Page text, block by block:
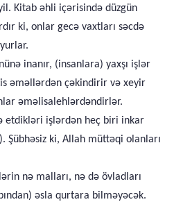
Kitab əhli içərisində düzgün
ki, onlar gecə vaxtları səcdə
inanır, (insanlara) yaxşı işlər
əməllərdən çəkindirir və xeyir
əməlisalehlərdəndirlər.
etdikləri işlərdən heç biri inkar
Şübhəsiz ki, Allah müttəqi olanları
nə malları, nə də övladları
əsla qurtara bilməyəcək.